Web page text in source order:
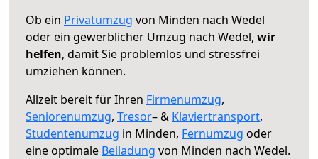
Ob ein Privatumzug von Minden nach Wedel
oder ein gewerblicher Umzug nach Wedel, wir
helfen, damit Sie problemlos und stressfrei
umziehen können.
Allzeit bereit für Ihren Firmenumzug,
Seniorenumzug, Tresor– & Klaviertransport,
Studentenumzug in Minden, Fernumzug oder
eine optimale Beiladung von Minden nach Wedel.